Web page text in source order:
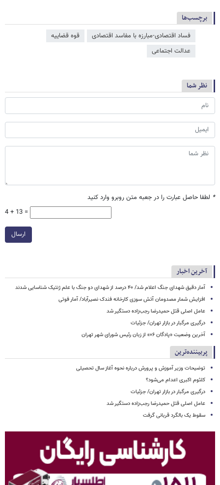
برچسب‌ها
فساد اقتصادی-مبارزه با مفاسد اقتصادی
قوه قضاییه
عدالت اجتماعی
نظر شما
* لطفا حاصل عبارت را در جعبه متن روبرو وارد کنید
4 + 13 =
ارسال
آخرین اخبار
آمار دقیق شهدای جنگ اعلام شد/ ۴۰ درصد از شهدای دو جنگ با علم ژنتیک شناسایی شدند
افزایش شمار مصدومان آتش سوزی کارخانه فندک نصیرآباد/ آمار فوتی
عامل اصلی قتل حمیدرضا رجب‌زاده دستگیر شد
درگیری مرگبار در بازار تهران/ جزئیات
آخرین وضعیت «پادگان ۰۶» از زبان رئیس شورای شهر تهران
پربیننده‌ترین
توضیحات وزیر آموزش و پرورش درباره نحوه آغاز سال تحصیلی
کلثوم اکبری اعدام می‌شود؟
درگیری مرگبار در بازار تهران/ جزئیات
عامل اصلی قتل حمیدرضا رجب‌زاده دستگیر شد
سقوط یک بالگرد قربانی گرفت